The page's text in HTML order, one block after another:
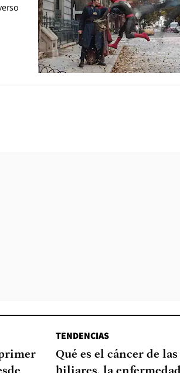
TENDENCIAS
Qué es el cáncer de